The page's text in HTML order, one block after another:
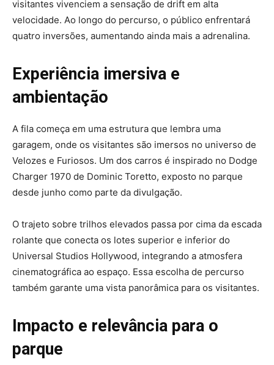
visitantes vivenciem a sensação de drift em alta
velocidade. Ao longo do percurso, o público enfrentará
quatro inversões, aumentando ainda mais a adrenalina.
Experiência imersiva e
ambientação
A fila começa em uma estrutura que lembra uma
garagem, onde os visitantes são imersos no universo de
Velozes e Furiosos. Um dos carros é inspirado no Dodge
Charger 1970 de Dominic Toretto, exposto no parque
desde junho como parte da divulgação.
O trajeto sobre trilhos elevados passa por cima da escada
rolante que conecta os lotes superior e inferior do
Universal Studios Hollywood, integrando a atmosfera
cinematográfica ao espaço. Essa escolha de percurso
também garante uma vista panorâmica para os visitantes.
Impacto e relevância para o
parque